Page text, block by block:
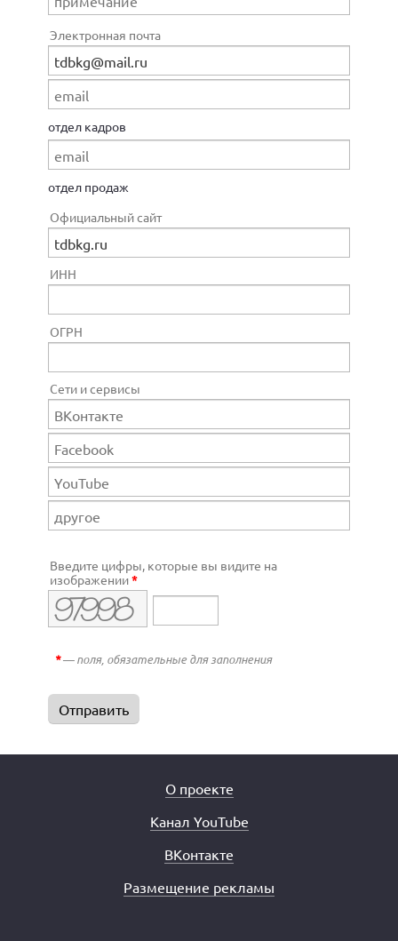
Электронная почта
отдел кадров
отдел продаж
Официальный сайт
ИНН
ОГРН
Сети и сервисы
Введите цифры, которые вы видите на
изображении*
*— поля, обязательные для заполнения
О проекте
Канал YouTube
ВКонтакте
Размещение рекламы